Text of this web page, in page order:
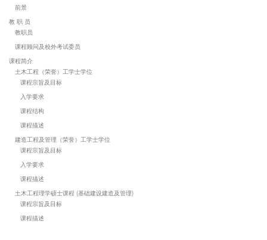
前景
教 职 员
教职员
课程顾问及校外考试委员
课程简介
土木工程（荣誉）工学士学位
课程宗旨及目标
入学要求
课程结构
课程描述
建造工程及管理（荣誉）工学士学位
课程宗旨及目标
入学要求
课程描述
土木工程理学硕士课程 (基础建设建造及管理)
课程宗旨及目标
课程描述